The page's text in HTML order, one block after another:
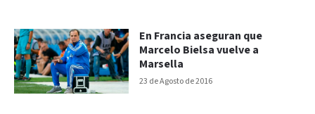
23 de Agosto de 2016
En Francia aseguran que
Marcelo Bielsa vuelve a
Marsella